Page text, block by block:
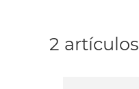
2 artículos